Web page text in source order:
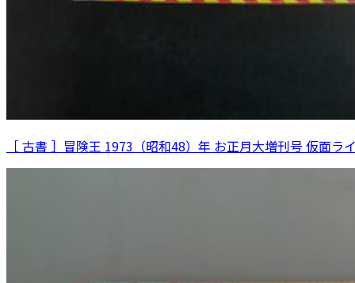
［ 古書 ］冒険王 1973（昭和48）年 お正月大増刊号 仮面ラ